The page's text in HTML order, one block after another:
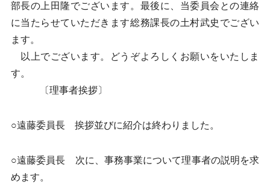
部長の上田隆でございます。最後に、当委員会との連絡
に当たらせていただきます総務課長の土村武史でござい
ます。
以上でございます。どうぞよろしくお願いをいたしま
す。
〔理事者挨拶〕
○遠藤委員長 挨拶並びに紹介は終わりました。
○遠藤委員長 次に、事務事業について理事者の説明を求
めます。